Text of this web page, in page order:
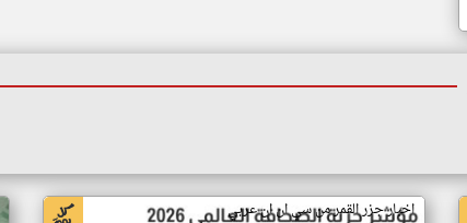
اخبار جزر القمر من سي ان ان عربي